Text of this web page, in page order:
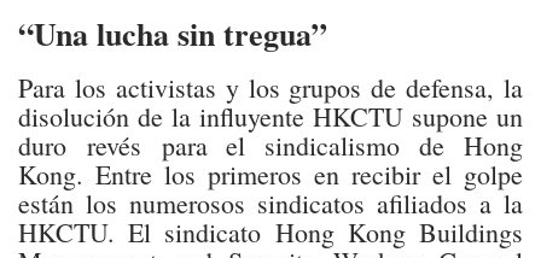
“Una lucha sin tregua”
Para los activistas y los grupos de defensa, la
disolución de la influyente HKCTU supone un
duro revés para el sindicalismo de Hong
Kong. Entre los primeros en recibir el golpe
están los numerosos sindicatos afiliados a la
HKCTU. El sindicato Hong Kong Buildings